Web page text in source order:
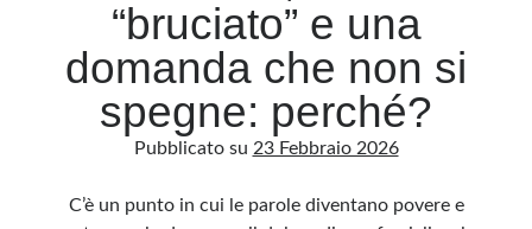
“bruciato” e una
domanda che non si
spegne: perché?
Pubblicato su 23 Febbraio 2026
C’è un punto in cui le parole diventano povere e